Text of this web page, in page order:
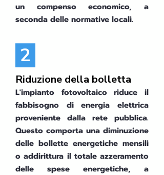
un compenso economico, a
seconda delle normative locali.
2
Riduzione della bolletta
L'impianto fotovoltaico riduce il
fabbisogno di energia elettrica
proveniente dalla rete pubblica.
Questo comporta una diminuzione
delle bollette energetiche mensili
o addirittura il totale azzeramento
delle spese energetiche, a